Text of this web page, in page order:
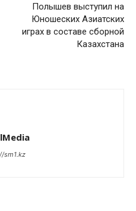
Полышев выступил на
Юношеских Азиатских
играх в составе сборной
Казахстана
sm1.kz